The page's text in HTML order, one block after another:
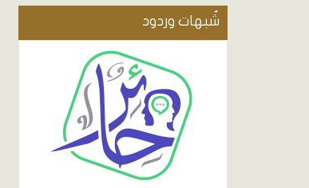
شٌبهات وردود